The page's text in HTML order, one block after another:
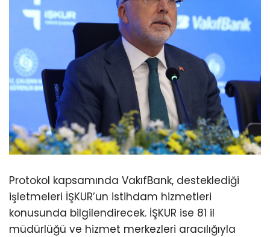
Protokol kapsamında VakıfBank, desteklediği
işletmeleri İŞKUR’un istihdam hizmetleri
konusunda bilgilendirecek. İŞKUR ise 81 il
müdürlüğü ve hizmet merkezleri aracılığıyla